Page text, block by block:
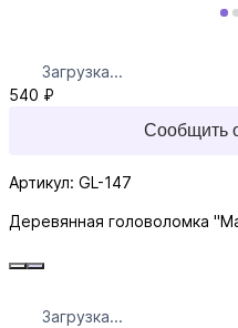
Загрузка...
540 ₽
Сообщить
Артикул: GL-147
Деревянная головоломка
Загрузка...